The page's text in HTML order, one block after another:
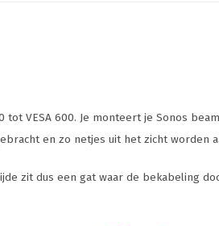
VESA 600. Je monteert je Sonos
en zo netjes uit het zicht worden
zit dus een gat waar de bekabeling